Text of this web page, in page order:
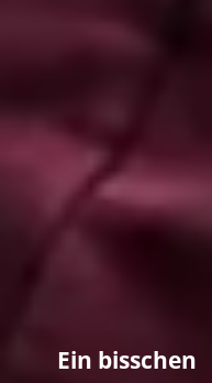
Ein bisschen